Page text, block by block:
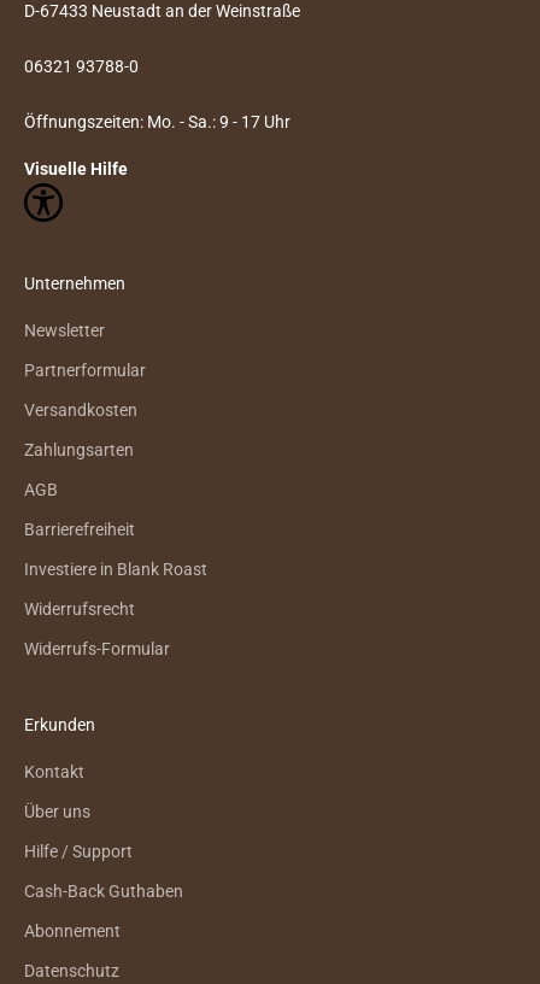
D-67433 Neustadt an der Weinstraße
06321 93788-0
Öffnungszeiten: Mo. - Sa.: 9 - 17 Uhr
Visuelle Hilfe
Unternehmen
Newsletter
Partnerformular
Versandkosten
Zahlungsarten
AGB
Barrierefreiheit
Investiere in Blank Roast
Widerrufsrecht
Widerrufs-Formular
Erkunden
Kontakt
Über uns
Hilfe / Support
Cash-Back Guthaben
Abonnement
Datenschutz